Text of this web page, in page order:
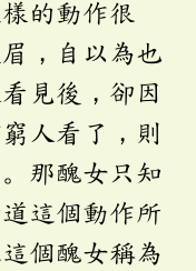
的動作很
，自以為也
見後，卻因
人看了，則
那醜女只知
這個動作所
個醜女稱為